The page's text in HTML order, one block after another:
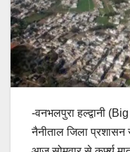
-वनभलपुरा हल्द्वानी
नैनीताल जिला प्रशासन